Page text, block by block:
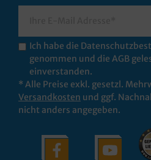
Ich habe die
genommen und die AGB
einverstanden.
* Alle Preise exkl. gesetzl.
Versandkosten und ggf.
nicht anders angegeben.